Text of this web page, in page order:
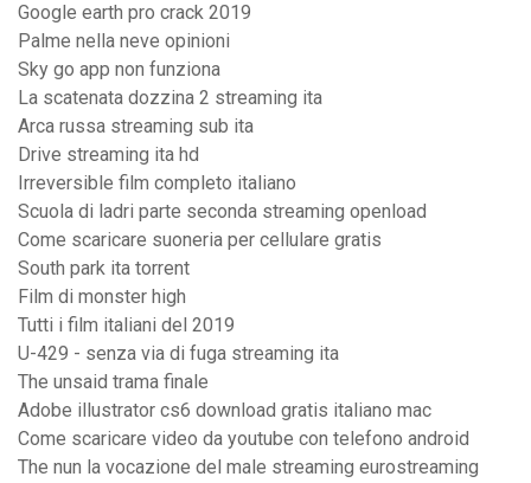
Google earth pro crack 2019
Palme nella neve opinioni
Sky go app non funziona
La scatenata dozzina 2 streaming ita
Arca russa streaming sub ita
Drive streaming ita hd
Irreversible film completo italiano
Scuola di ladri parte seconda streaming openload
Come scaricare suoneria per cellulare gratis
South park ita torrent
Film di monster high
Tutti i film italiani del 2019
U-429 - senza via di fuga streaming ita
The unsaid trama finale
Adobe illustrator cs6 download gratis italiano mac
Come scaricare video da youtube con telefono android
The nun la vocazione del male streaming eurostreaming